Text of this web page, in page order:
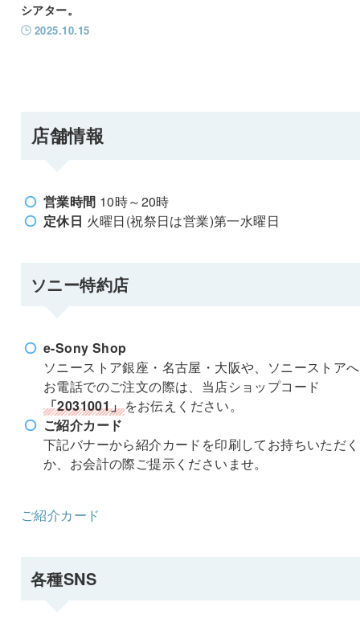
シアター。
2025.10.15
店舗情報
営業時間 10時～20時
定休日 火曜日(祝祭日は営業)第一水曜日
ソニー特約店
e-Sony Shop
ソニーストア銀座・名古屋・大阪や、ソニーストア
お電話でのご注文の際は、当店ショップコード
「2031001」をお伝えください。
ご紹介カード
下記バナーから紹介カードを印刷してお持ちいただく
か、お会計の際ご提示くださいませ。
ご紹介カード
各種SNS